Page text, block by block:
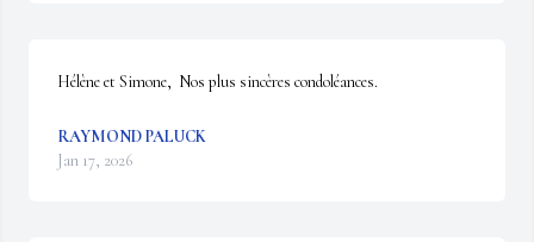
Hélène et Simone,  Nos plus sincères condoléances.
RAYMOND PALUCK
Jan 17, 2026